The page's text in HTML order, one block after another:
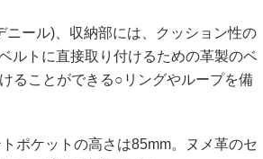
ール)、収納部には、クッション性の
ルトに直接取り付けるための革製のベ
ることができる○リングやループを備
ポケットの高さは85mm。ヌメ革のセ